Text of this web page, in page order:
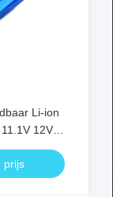
Li-ion
12V
5000mAh
prijs